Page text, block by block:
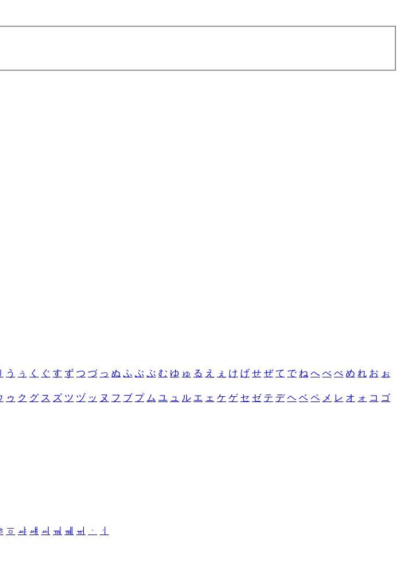
う ぅ く ぐ す ず つ づ っ ぬ ふ ぶ ぷ む ゆ ゅ る え ぇ け げ せ ぜ て で ね へ べ ぺ め れ お ぉ
ゥ ク グ ス ズ ツ ヅ ッ ヌ フ ブ プ ム ユ ュ ル エ ェ ケ ゲ セ ゼ テ デ ヘ ベ ペ メ レ オ ォ コ ゴ
ㆆ ㆇ ㆈ ㆉ ㆊ ㆋ ㆌ ㆍ
ㆎ